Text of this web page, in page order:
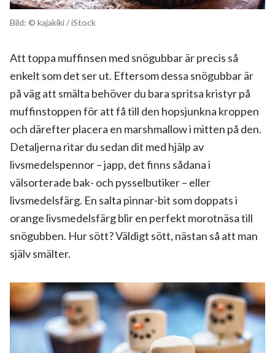
Bild: © kajakiki / iStock
Att toppa muffinsen med snögubbar är precis så
enkelt som det ser ut. Eftersom dessa snögubbar är
på väg att smälta behöver du bara spritsa kristyr på
muffinstoppen för att få till den hopsjunkna kroppen
och därefter placera en marshmallow i mitten på den.
Detaljerna ritar du sedan dit med hjälp av
livsmedelspennor – japp, det finns sådana i
välsorterade bak- och pysselbutiker – eller
livsmedelsfärg. En salta pinnar-bit som doppats i
orange livsmedelsfärg blir en perfekt morotnäsa till
snögubben. Hur sött? Väldigt sött, nästan så att man
själv smälter.